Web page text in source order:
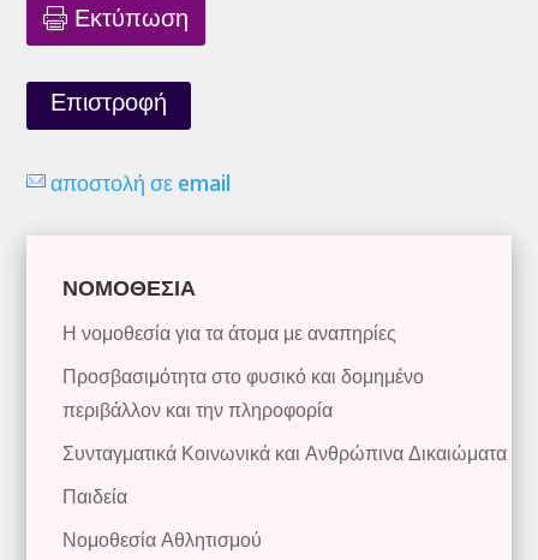
Εκτύπωση
Επιστροφή
αποστολή σε email
ΝΟΜΟΘΕΣΙΑ
Η νομοθεσία για τα άτομα με αναπηρίες
Προσβασιμότητα στο φυσικό και δομημένο
περιβάλλον και την πληροφορία
Συνταγματικά Κοινωνικά και Ανθρώπινα Δικαιώματα
Παιδεία
Νομοθεσία Αθλητισμού